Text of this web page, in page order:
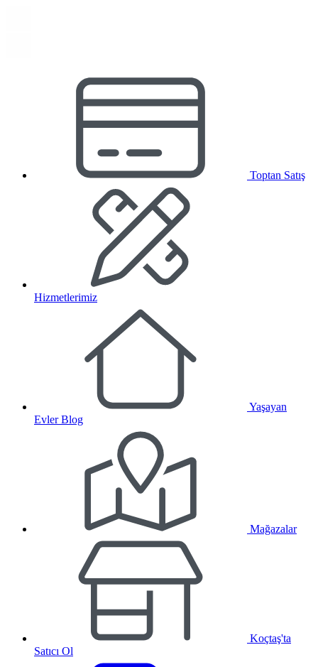
Toptan Satış
Hizmetlerimiz
Yaşayan
Evler Blog
Mağazalar
Koçtaş'ta
Satıcı Ol